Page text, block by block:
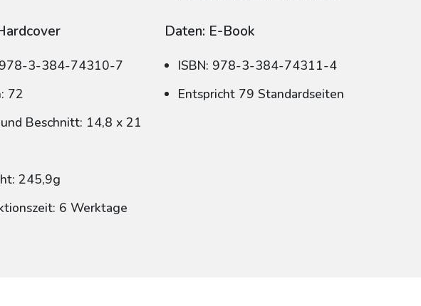
978-3-384-74310-7
72
Beschnitt: 14,8 x 21
245,9g
6 Werktage
Daten: E-Book
ISBN: 978-3-384-74311-4
Entspricht 79 Standardseiten